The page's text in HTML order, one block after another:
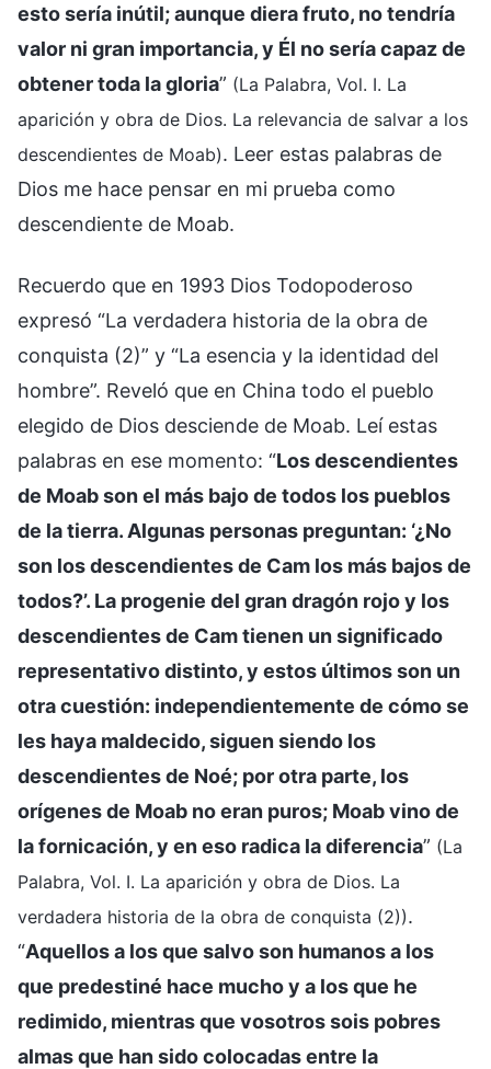
esto sería inútil; aunque diera fruto, no tendría
valor ni gran importancia, y Él no sería capaz de
obtener toda la gloria” (La Palabra, Vol. I. La
aparición y obra de Dios. La relevancia de salvar a los
descendientes de Moab). Leer estas palabras de
Dios me hace pensar en mi prueba como
descendiente de Moab.
Recuerdo que en 1993 Dios Todopoderoso
expresó “La verdadera historia de la obra de
conquista (2)” y “La esencia y la identidad del
hombre”. Reveló que en China todo el pueblo
elegido de Dios desciende de Moab. Leí estas
palabras en ese momento: “Los descendientes
de Moab son el más bajo de todos los pueblos
de la tierra. Algunas personas preguntan: ‘¿No
son los descendientes de Cam los más bajos de
todos?’. La progenie del gran dragón rojo y los
descendientes de Cam tienen un significado
representativo distinto, y estos últimos son un
otra cuestión: independientemente de cómo se
les haya maldecido, siguen siendo los
descendientes de Noé; por otra parte, los
orígenes de Moab no eran puros; Moab vino de
la fornicación, y en eso radica la diferencia” (La
Palabra, Vol. I. La aparición y obra de Dios. La
verdadera historia de la obra de conquista (2)).
“Aquellos a los que salvo son humanos a los
que predestiné hace mucho y a los que he
redimido, mientras que vosotros sois pobres
almas que han sido colocadas entre la